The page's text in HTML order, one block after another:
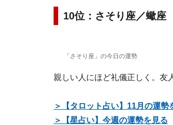
10位：さそり座／蠍座
「さそり座」の今日の運勢
親しい人にほど礼儀正しく。友
＞【タロット占い】11月の運勢
＞【星占い】今週の運勢を見る